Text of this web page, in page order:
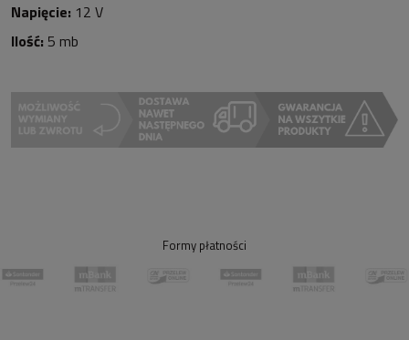
Napięcie: 12 V
Ilość: 5 mb
Formy płatności